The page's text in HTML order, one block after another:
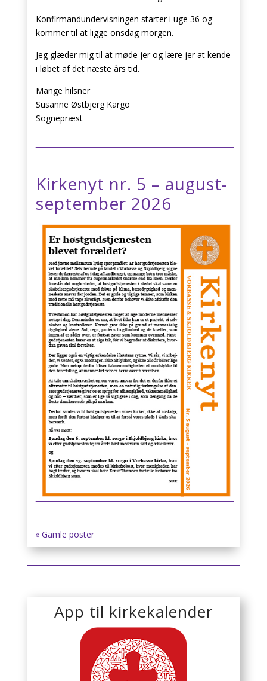
Konfirmandundervisningen starter i uge 36 og
kommer til at ligge onsdag morgen.
Jeg glæder mig til at møde jer og lære jer at kende
i løbet af det næste års tid.
Mange hilsner
Susanne Østbjerg Kargo
Sognepræst
Kirkenyt nr. 5 – august-
september 2026
« Gamle poster
App til kirkekalender